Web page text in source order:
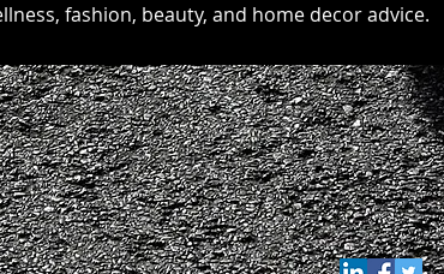
fashion, beauty, and home decor advice.